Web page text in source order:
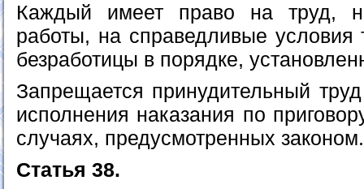
Каждый имеет право на труд,
работы, на справедливые условия
безработицы в порядке,
Запрещается принудительный
исполнения наказания по
случаях, предусмотренных законом.
Статья 38.